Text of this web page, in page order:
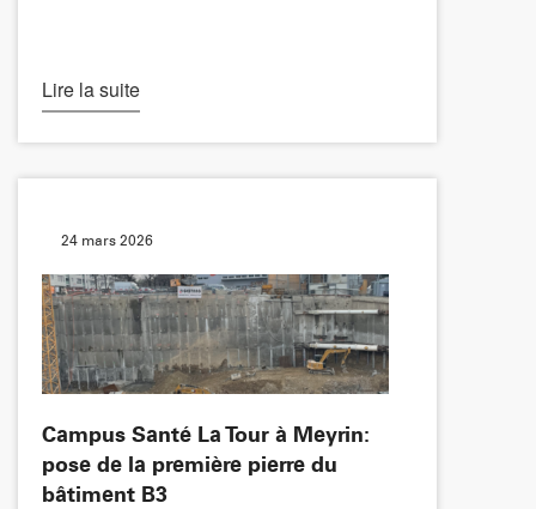
Lire la suite
24 mars 2026
Campus Santé La Tour à Meyrin:
pose de la première pierre du
bâtiment B3